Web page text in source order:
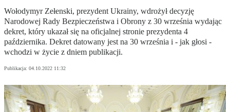
Wołodymyr Zełenski, prezydent Ukrainy, wdrożył decyzję
Narodowej Rady Bezpieczeństwa i Obrony z 30 września wydając
dekret, który ukazał się na oficjalnej stronie prezydenta 4
października. Dekret datowany jest na 30 września i - jak głosi -
wchodzi w życie z dniem publikacji.
Publikacja: 04.10.2022 11:32